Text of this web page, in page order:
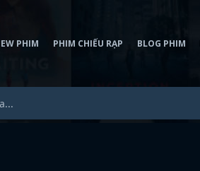
PHIM PHIM CHIẾU RẠP BLOG PHIM